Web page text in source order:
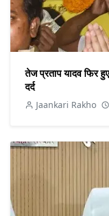
तेज प्रताप यादव फिर
दर्द
Jaankari Rakho